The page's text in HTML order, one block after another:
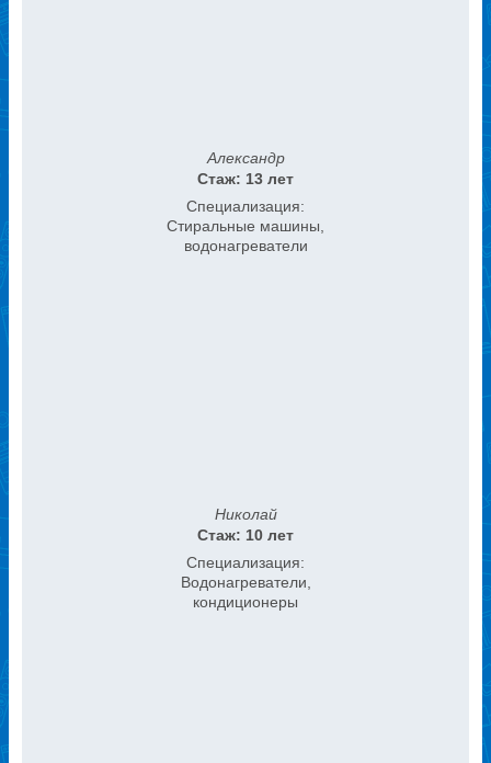
Александр
Стаж: 13 лет
Специализация:
Стиральные машины,
водонагреватели
Николай
Стаж: 10 лет
Специализация:
Водонагреватели,
кондиционеры